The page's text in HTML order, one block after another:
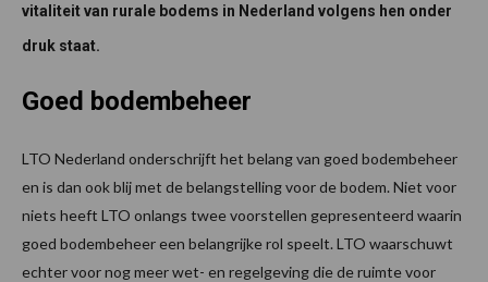
vitaliteit van rurale bodems in Nederland volgens hen onder
druk staat.
Goed bodembeheer
LTO Nederland onderschrijft het belang van goed bodembeheer
en is dan ook blij met de belangstelling voor de bodem. Niet voor
niets heeft LTO onlangs twee voorstellen gepresenteerd waarin
goed bodembeheer een belangrijke rol speelt. LTO waarschuwt
echter voor nog meer wet- en regelgeving die de ruimte voor